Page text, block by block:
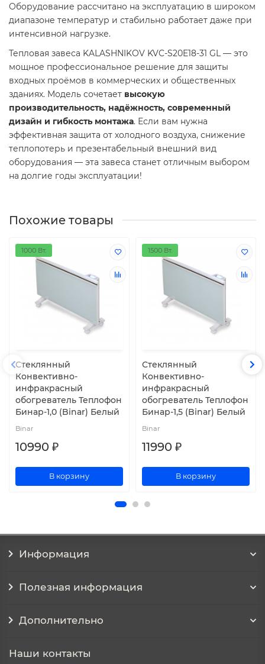
Оборудование рассчитано на эксплуатацию в широком
диапазоне температур и стабильно работает даже при
интенсивной нагрузке.
Тепловая завеса KALASHNIKOV KVC-S20E18-31 GL — это
мощное профессиональное решение для защиты
входных проёмов в коммерческих и общественных
зданиях. Модель сочетает высокую
производительность, надёжность, современный
дизайн и гибкость монтажа. Если вам нужна
эффективная защита от холодного воздуха, снижение
теплопотерь и презентабельный внешний вид
оборудования — эта завеса станет отличным выбором
на долгие годы эксплуатации!
Похожие товары
1000 Вт.
Стеклянный
Конвективно-
инфракрасный
обогреватель Теплофон
Бинар-1,0 (Binar) Белый
Binar
10990 ₽
В корзину
1500 Вт.
Стеклянный
Конвективно-
инфракрасный
обогреватель Теплофон
Бинар-1,5 (Binar) Белый
Binar
11990 ₽
В корзину
Информация
Полезная информация
Дополнительно
Наши контакты